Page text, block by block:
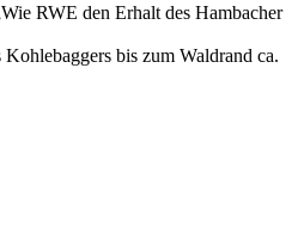
RWE den Erhalt des Hambacher
bis zum Waldrand ca.